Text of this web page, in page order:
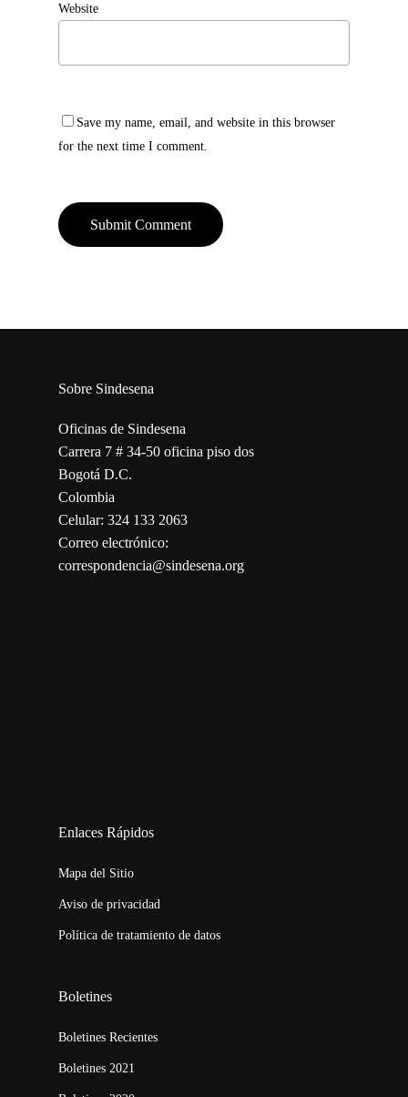
Website
Save my name, email, and website in this browser
for the next time I comment.
Sobre Sindesena
Oficinas de Sindesena
Carrera 7 # 34-50 oficina piso dos
Bogotá D.C.
Colombia
Celular: 324 133 2063
Correo electrónico:
correspondencia@sindesena.org
Enlaces Rápidos
Mapa del Sitio
Aviso de privacidad
Política de tratamiento de datos
Boletines
Boletines Recientes
Boletines 2021